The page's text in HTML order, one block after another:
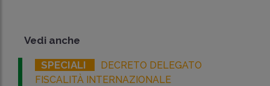
Vedi anche
SPECIALI
DECRETO DELEGATO
FISCALITÀ INTERNAZIONALE